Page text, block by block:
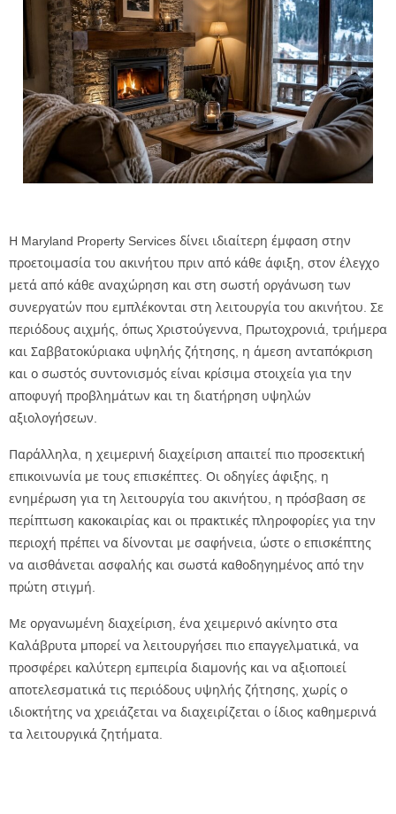
Η Maryland Property Services δίνει ιδιαίτερη έμφαση στην
προετοιμασία του ακινήτου πριν από κάθε άφιξη, στον έλεγχο
μετά από κάθε αναχώρηση και στη σωστή οργάνωση των
συνεργατών που εμπλέκονται στη λειτουργία του ακινήτου. Σε
περιόδους αιχμής, όπως Χριστούγεννα, Πρωτοχρονιά, τριήμερα
και Σαββατοκύριακα υψηλής ζήτησης, η άμεση ανταπόκριση
και ο σωστός συντονισμός είναι κρίσιμα στοιχεία για την
αποφυγή προβλημάτων και τη διατήρηση υψηλών
αξιολογήσεων.
Παράλληλα, η χειμερινή διαχείριση απαιτεί πιο προσεκτική
επικοινωνία με τους επισκέπτες. Οι οδηγίες άφιξης, η
ενημέρωση για τη λειτουργία του ακινήτου, η πρόσβαση σε
περίπτωση κακοκαιρίας και οι πρακτικές πληροφορίες για την
περιοχή πρέπει να δίνονται με σαφήνεια, ώστε ο επισκέπτης
να αισθάνεται ασφαλής και σωστά καθοδηγημένος από την
πρώτη στιγμή.
Με οργανωμένη διαχείριση, ένα χειμερινό ακίνητο στα
Καλάβρυτα μπορεί να λειτουργήσει πιο επαγγελματικά, να
προσφέρει καλύτερη εμπειρία διαμονής και να αξιοποιεί
αποτελεσματικά τις περιόδους υψηλής ζήτησης, χωρίς ο
ιδιοκτήτης να χρειάζεται να διαχειρίζεται ο ίδιος καθημερινά
τα λειτουργικά ζητήματα.